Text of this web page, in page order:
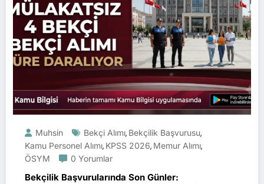
Muhsin Bekçi Alımı, Bekçilik Başvurusu,
Kamu Personel Alımı, KPSS 2026, Memur Alımı,
ÖSYM
0 Yorumlar
Bekçilik Başvurularında Son Günler: